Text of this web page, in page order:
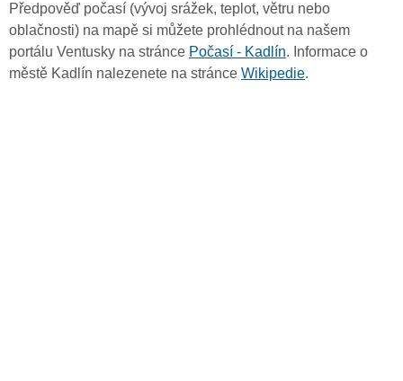
Předpověď počasí (vývoj srážek, teplot, větru nebo
oblačnosti) na mapě si můžete prohlédnout na našem
portálu Ventusky na stránce Počasí - Kadlín. Informace o
městě Kadlín nalezenete na stránce Wikipedie.